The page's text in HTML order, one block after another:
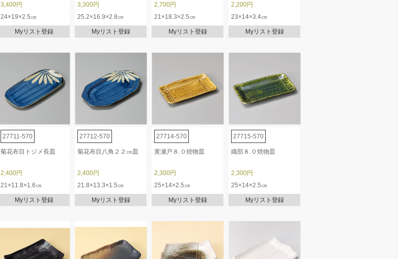
3,400円 3,300円 2,700円
2,200円
24×19×2.5㎝ 25.2×16.9×2.8㎝ 21×18.3×2.5㎝ 23×14×3.4㎝
Myリスト登録 Myリスト登録 Myリスト登録 Myリスト登録
27711-570 27712-570 27714-570 27715-570
菊花布目トジメ長皿 菊花布目八角２２㎝皿 黄瀬戸８.０焼物皿 織部８.０焼物皿
2,400円 2,400円 2,300円
2,300円
21×11.8×1.6㎝ 21.8×13.3×1.5㎝ 25×14×2.5㎝ 25×14×2.5㎝
Myリスト登録 Myリスト登録 Myリスト登録 Myリスト登録